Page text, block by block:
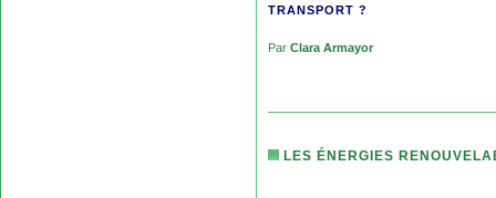
TRANSPORT ?
Par Clara Armayor
LES ÉNERGIES